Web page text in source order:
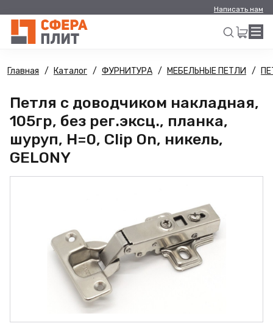
Написать нам
Искать
Главная Каталог ФУРНИТУРА МЕБЕЛЬНЫЕ ПЕТЛИ
Петля с доводчиком накладная,
105гр, без рег.эксц., планка,
шуруп, H=0, Clip On, никель,
GELONY